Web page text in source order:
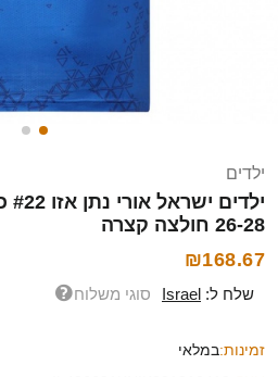
ילדים
26-28 חולצה קצרה
₪168.67
שלח ל: Israel סוגי משלוח
זמינות:במלאי